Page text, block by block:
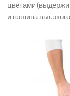
цветами
и пошива